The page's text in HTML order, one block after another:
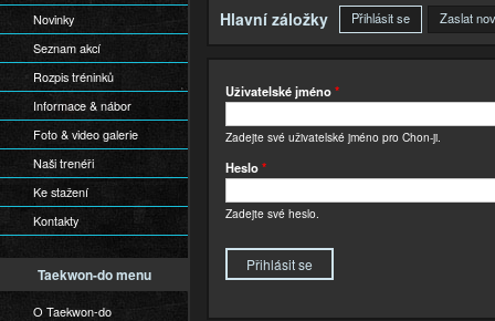
Novinky
Seznam akcí
Rozpis tréninků
Informace & nábor
Foto & video galerie
Naši trenéři
Ke stažení
Kontakty
Taekwon-do menu
O Taekwon-do
Hlavní záložky Přihlásit se (aktivníZaslat
Uživatelské jméno*
Zadejte své uživatelské jméno pro Chon-ji.
Heslo*
Zadejte své heslo.